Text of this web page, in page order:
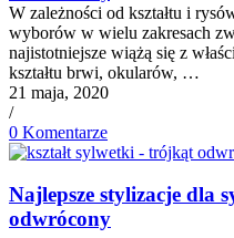
W zależności od kształtu i
wyborów w wielu zakresach
najistotniejsze wiążą się z
kształtu brwi, okularów, …
21 maja, 2020
/
0 Komentarze
Najlepsze stylizacje dla
odwrócony